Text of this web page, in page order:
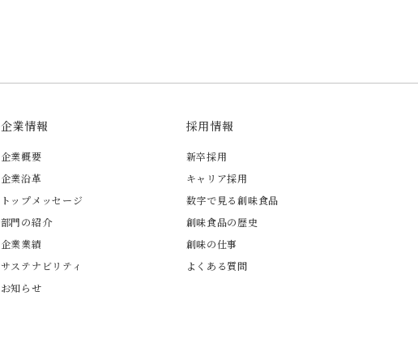
企業情報
企業概要
企業沿革
トップメッセージ
部門の紹介
企業業績
サステナビリティ
お知らせ
採用情報
新卒採用
キャリア採用
数字で見る創味食品
創味食品の歴史
創味の仕事
よくある質問